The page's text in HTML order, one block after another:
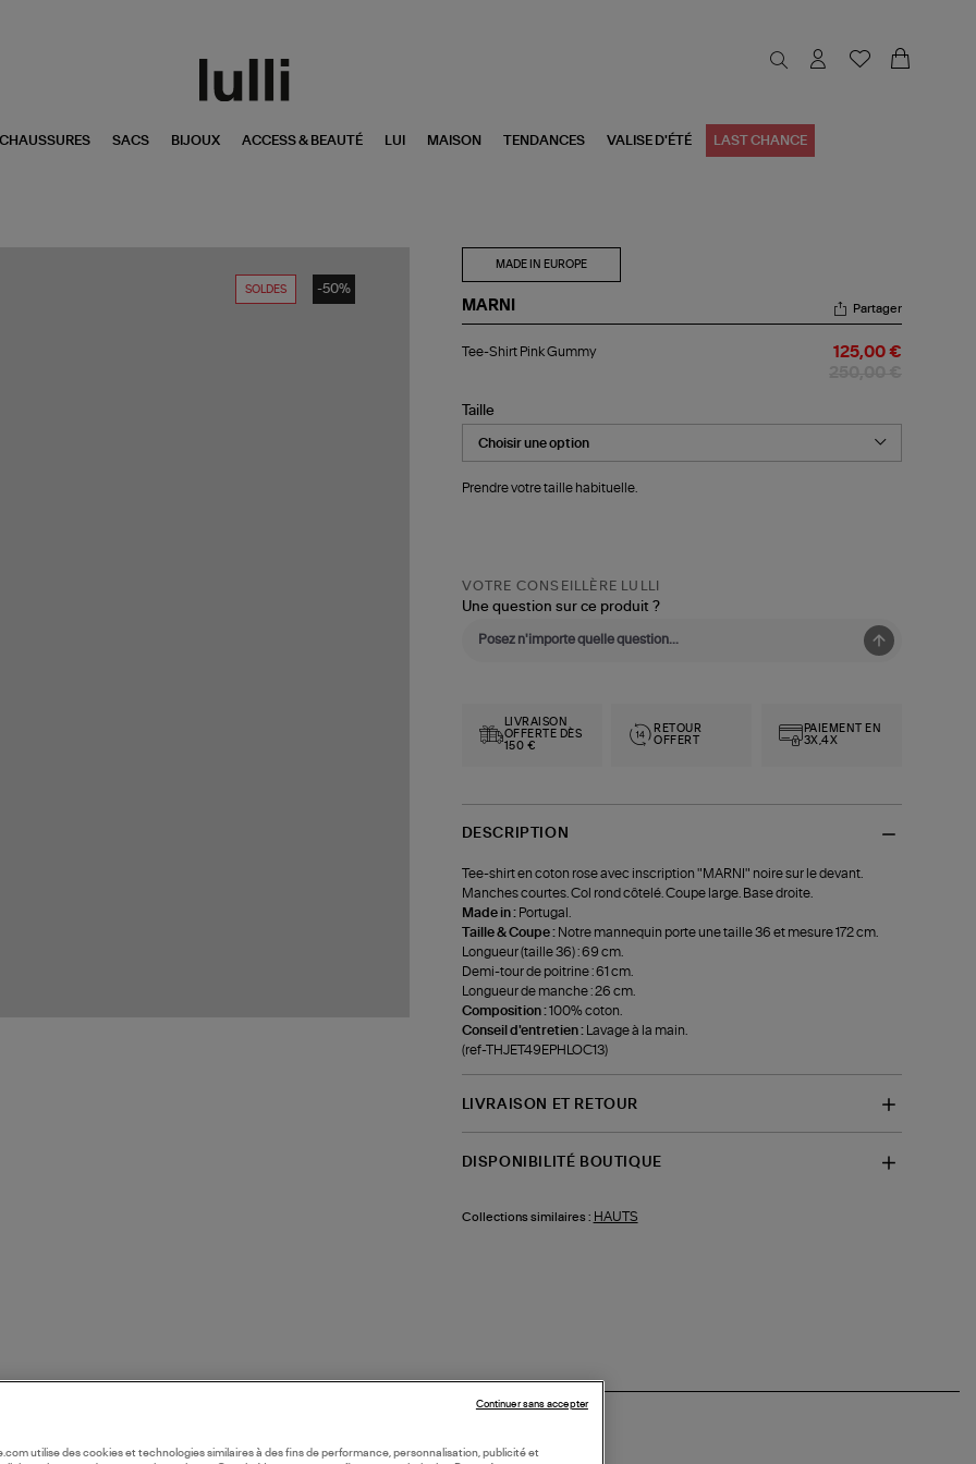
CHAUSSURES SACS BIJOUX ACCESS & BEAUTÉ LUI MAISON TENDANCES VALISE D'ÉTÉ LAST CHANCE
SOLDES -50%
MADE IN EUROPE
MARNI
Shirt
Partager
Tee-Shirt Pink Gummy 125,00 €
Taille
Prendre votre taille habituelle.
VOTRE CONSEILLÈRE LULLI
Une question sur ce produit ?
LIVRAISON
OFFERTE DÈS
150 €
RETOUR
OFFERT
PAIEMENT EN
3X,4X
DESCRIPTION
Tee-shirt en coton rose avec inscription "MARNI" noire sur le devant.
Manches courtes. Col rond côtelé. Coupe large. Base droite.
Made in : Portugal.
Taille & Coupe : Notre mannequin porte une taille 36 et mesure 172 cm.
Longueur (taille 36) : 69 cm.
Demi-tour de poitrine : 61 cm.
Longueur de manche : 26 cm.
Composition :100% coton.
Conseil d'entretien :
Lavage à la main.
(ref-THJET49EPHLOC13)
LIVRAISON ET RETOUR
DISPONIBILITÉ BOUTIQUE
Collections similaires : HAUTS
utilise des cookies et technologies similaires à des fins de performance, personnalisation, publicité et
Continuer sans accepter